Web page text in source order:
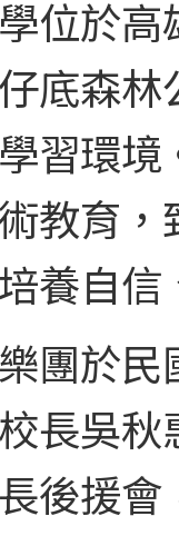
位於高
底森林
習環
教育
養自
團於民
長吳
後援